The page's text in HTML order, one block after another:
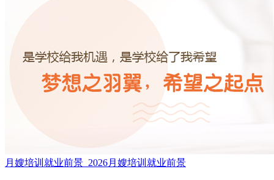
月嫂培训就业前景_2026月嫂培训就业前景